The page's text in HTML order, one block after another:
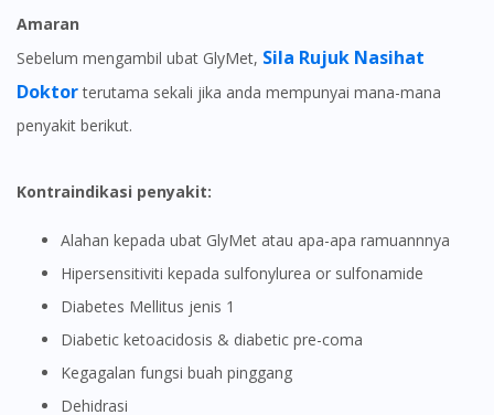
Amaran
Sebelum mengambil ubat GlyMet, Sila Rujuk Nasihat
Doktorterutama sekali jika anda mempunyai mana-mana
penyakit berikut.
Kontraindikasi penyakit:
Alahan kepada ubat GlyMet atau apa-apa ramuannnya
Hipersensitiviti kepada sulfonylurea or sulfonamide
Diabetes Mellitus jenis 1
diabetic ketoacidosis & diabetic pre-coma
Kegagalan fungsi buah pinggang
dehidrasi